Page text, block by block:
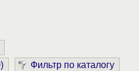
) Фильтр по каталогу